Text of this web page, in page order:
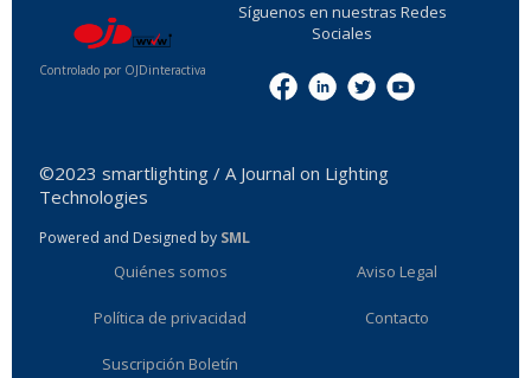
Controlado por OJDinteractiva
Síguenos en nuestras Redes
Sociales
©2023 smartlighting / A Journal on Lighting
Technologies
Powered and Designed by SML
Quiénes somos Aviso Legal
Política de privacidad Contacto
Suscripción Boletín